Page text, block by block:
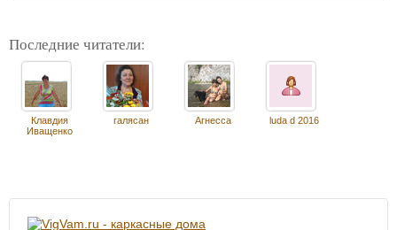
Последние читатели:
Клавдия
Иващенко
галясан Агнесса luda d 2016